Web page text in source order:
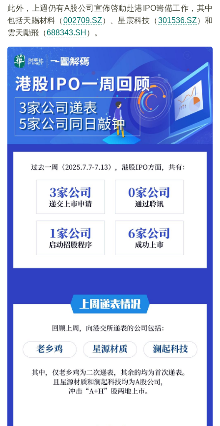
此外，上週仍有A股公司宣佈啓動赴港IPO籌備工作，其中
包括天賜材料（002709.SZ）、星宸科技（301536.SZ）和
雲天勵飛（688343.SH ）。